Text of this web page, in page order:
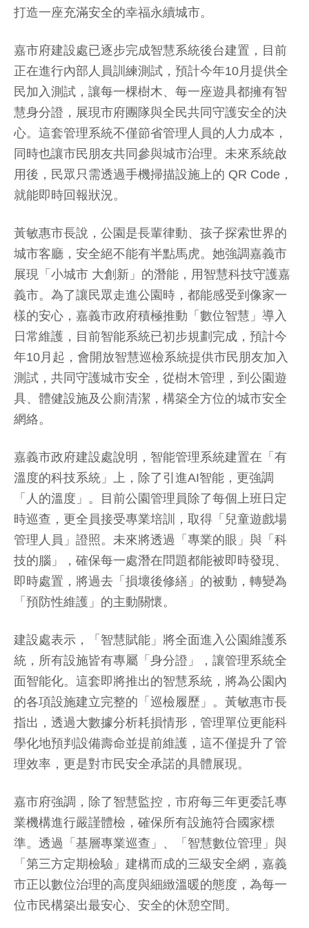
打造一座充滿安全的幸福永續城市。
嘉市府建設處已逐步完成智慧系統後台建置，目前
正在進行內部人員訓練測試，預計今年10月提供全
民加入測試，讓每一棵樹木、每一座遊具都擁有智
慧身分證，展現市府團隊與全民共同守護安全的決
心。這套管理系統不僅節省管理人員的人力成本，
同時也讓市民朋友共同參與城市治理。未來系統啟
用後，民眾只需透過手機掃描設施上的 QR Code，
就能即時回報狀況。
黃敏惠市長說，公園是長輩律動、孩子探索世界的
城市客廳，安全絕不能有半點馬虎。她強調嘉義市
展現「小城市 大創新」的潛能，用智慧科技守護嘉
義市。為了讓民眾走進公園時，都能感受到像家一
樣的安心，嘉義市政府積極推動「數位智慧」導入
日常維護，目前智能系統已初步規劃完成，預計今
年10月起，會開放智慧巡檢系統提供市民朋友加入
測試，共同守護城市安全，從樹木管理，到公園遊
具、體健設施及公廁清潔，構築全方位的城市安全
網絡。
嘉義市政府建設處說明，智能管理系統建置在「有
溫度的科技系統」上，除了引進AI智能，更強調
「人的溫度」。目前公園管理員除了每個上班日定
時巡查，更全員接受專業培訓，取得「兒童遊戲場
管理人員」證照。未來將透過「專業的眼」與「科
技的腦」，確保每一處潛在問題都能被即時發現、
即時處置，將過去「損壞後修繕」的被動，轉變為
「預防性維護」的主動關懷。
建設處表示，「智慧賦能」將全面進入公園維護系
統，所有設施皆有專屬「身分證」，讓管理系統全
面智能化。這套即將推出的智慧系統，將為公園內
的各項設施建立完整的「巡檢履歷」。黃敏惠市長
指出，透過大數據分析耗損情形，管理單位更能科
學化地預判設備壽命並提前維護，這不僅提升了管
理效率，更是對市民安全承諾的具體展現。
嘉市府強調，除了智慧監控，市府每三年更委託專
業機構進行嚴謹體檢，確保所有設施符合國家標
準。透過「基層專業巡查」、「智慧數位管理」與
「第三方定期檢驗」建構而成的三級安全網，嘉義
市正以數位治理的高度與細緻溫暖的態度，為每一
位市民構築出最安心、安全的休憩空間。